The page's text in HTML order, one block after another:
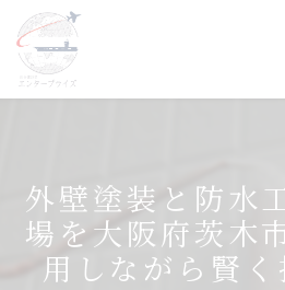
外壁塗装と防水
場を大阪府茨木
用しながら賢